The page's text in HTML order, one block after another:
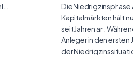
Die Niedrigzinsphase
Kapitalmärkten hält
seit Jahren an.
Anleger in den ersten
der